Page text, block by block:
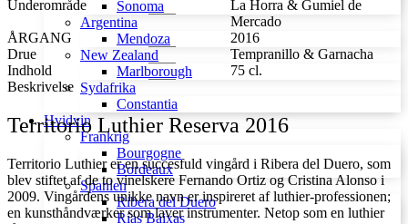
Sonoma
Argentina
Mendoza
New Zealand
Marlborough
Sydafrika
Constantia
Hvidvin
Frankrig
Bourgogne
Bordeaux
Spanien
Ribera del Duero
Rías Baixas
Underområde
La Horra & Gumiel de
Mercado
ÅRGANG
2016
Drue
Tempranillo & Garnacha
Indhold
75 cl.
Beskrivelse
Territorio Luthier Reserva 2016
Territorio Luthier er en succesfuld vingård i Ribera del Duero, som
blev stiftet af de to vinelskere Fernando Ortiz og Cristina Alonso i
2009. Vingårdens unikke navn er inspireret af ​​luthier-professionen;
en kunsthåndværker som laver instrumenter. Netop som en luthier